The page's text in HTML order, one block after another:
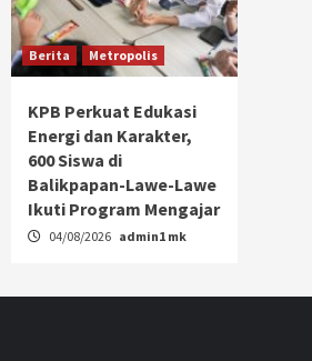
Berita Metropolis
KPB Perkuat Edukasi
Energi dan Karakter,
600 Siswa di
Balikpapan-Lawe-Lawe
Ikuti Program Mengajar
04/08/2026 admin1 mk